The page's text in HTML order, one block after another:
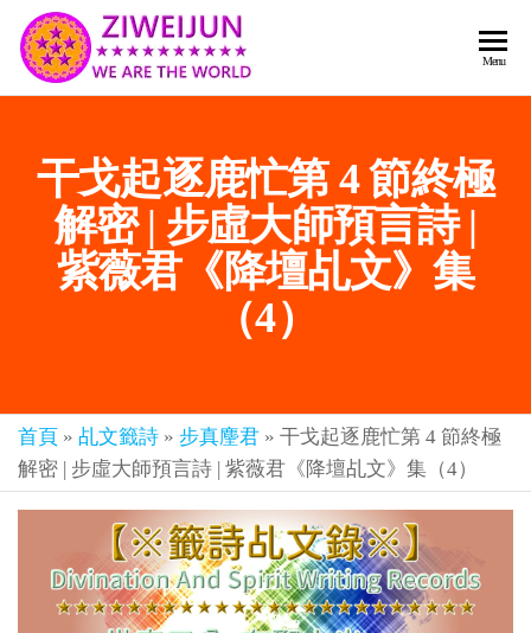
紫薇
《推
背
圖》
預
言-
君寰
宇傳
奇官
網
世
主
樂
章-
人
人
都
亞-
個
個
是
救
世
主
Menu
干戈起逐鹿忙第 4 節終極
解密 | 步虛大師預言詩 |
紫薇君《降壇乩文》集
（4）
首頁 » 乩文籤詩 » 步真麈君 » 干戈起逐鹿忙第 4 節終極
解密 | 步虛大師預言詩 | 紫薇君《降壇乩文》集（4）